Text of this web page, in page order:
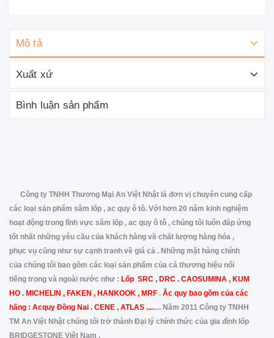
Mô tả
Xuất xứ
Bình luận sản phẩm
Công ty TNHH Thương Mại An Việt Nhật là đơn vị chuyên cung cấp
các loại sản phẩm săm lốp , ac quy ô tô. Với hơn 20 năm kinh nghiệm
hoạt động trong lĩnh vực săm lốp , ac quy ô tô , chúng tôi luôn đáp ứng
tốt nhất những yêu cầu của khách hàng về chất lượng hàng hóa ,
phục vụ cũng như sự cạnh tranh về giá cả . Những mặt hàng chính
của chúng tôi bao gồm các loại sản phẩm của cá thương hiệu nổi
tiếng trong và ngoài nước như : Lốp SRC , DRC . CAOSUMINA , KUM
HO . MICHELIN , FAKEN , HANKOOK , MRF . Ăc quy bao gồm của các
hãng : Acquy Đồng Nai . CENE , ATLAS ........ Năm 2011 Công ty TNHH
TM An Việt Nhật chúng tôi trở thành Đại lý chính thức của gia đình lốp
BRIDGESTONE Việt Nam .